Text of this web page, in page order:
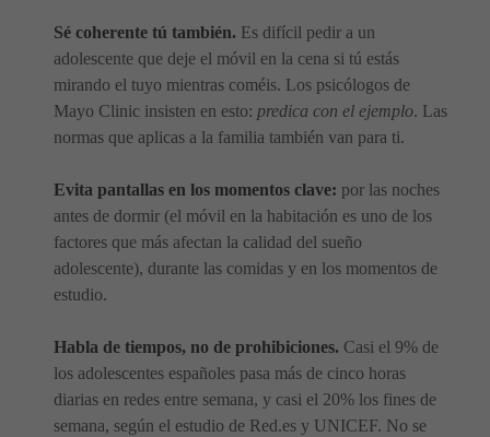
Sé coherente tú también. Es difícil pedir a un
adolescente que deje el móvil en la cena si tú estás
mirando el tuyo mientras coméis. Los psicólogos de
Mayo Clinic insisten en esto: predica con el ejemplo. Las
normas que aplicas a la familia también van para ti.
Evita pantallas en los momentos clave: por las noches
antes de dormir (el móvil en la habitación es uno de los
factores que más afectan la calidad del sueño
adolescente), durante las comidas y en los momentos de
estudio.
Habla de tiempos, no de prohibiciones. Casi el 9% de
los adolescentes españoles pasa más de cinco horas
diarias en redes entre semana, y casi el 20% los fines de
semana, según el estudio de Red.es y UNICEF. No se